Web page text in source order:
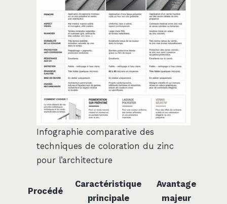
Infographie comparative des
techniques de coloration du zinc
pour l’architecture
Procédé
Caractéristique
principale
Avantage
majeur